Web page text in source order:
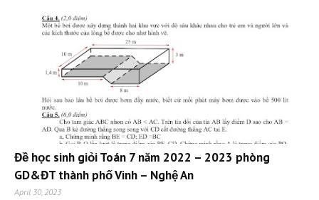
Đề học sinh giỏi Toán 7 năm 2022 – 2023 phòng
GD&ĐT thành phố Vinh – Nghệ An
April 30, 2023